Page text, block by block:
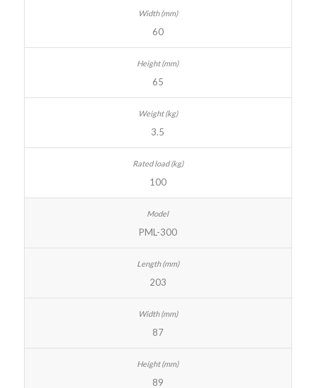
60
65
3.5
100
PML-300
203
87
89